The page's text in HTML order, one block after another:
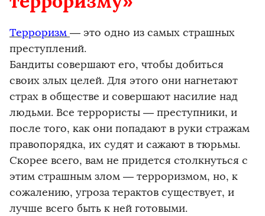
Терроризм — это одно из самых страшных
преступлений.
Бандиты совершают его, чтобы добиться
своих злых целей. Для этого они нагнетают
страх в обществе и совершают насилие над
людьми. Все террористы — преступники, и
после того, как они попадают в руки стражам
правопорядка, их судят и сажают в тюрьмы.
Скорее всего, вам не придется столкнуться с
этим страшным злом — терроризмом, но, к
сожалению, угроза терактов существует, и
лучше всего быть к ней готовыми.